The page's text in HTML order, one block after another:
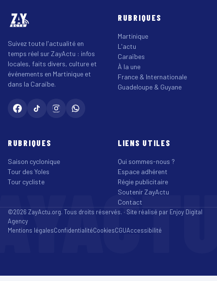
Suivez toute l'actualité en
temps réel sur ZayActu : infos
locales, faits divers, culture et
événements en Martinique et
dans la Caraïbe.
RUBRIQUES
Martinique
L'actu
Caraïbes
À la une
France & Internationale
Guadeloupe & Guyane
RUBRIQUES
Saison cyclonique
Tour des Yoles
Tour cycliste
LIENS UTILES
Qui sommes-nous ?
Espace adhérent
Régie publicitaire
Soutenir ZayActu
Contact
©2026 ZayActu.org. Tous droits réservés. · Site réalisé par Enjoy Digital
Agency
Mentions légalesConfidentialitéCookiesCGUAccessibilité